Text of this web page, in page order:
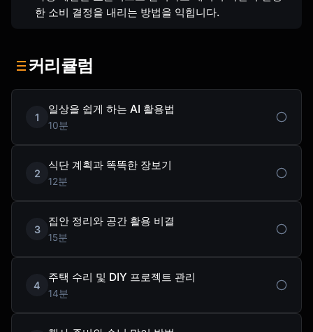
한 소비 결정을 내리는 방법을 익힙니다.
커리큘럼
1
일상을 쉽게 하는 AI 활용법
10분
2
식단 계획과 똑똑한 장보기
12분
3
집안 정리와 공간 활용 비결
15분
4
주택 수리 및 DIY 프로젝트 관리
14분